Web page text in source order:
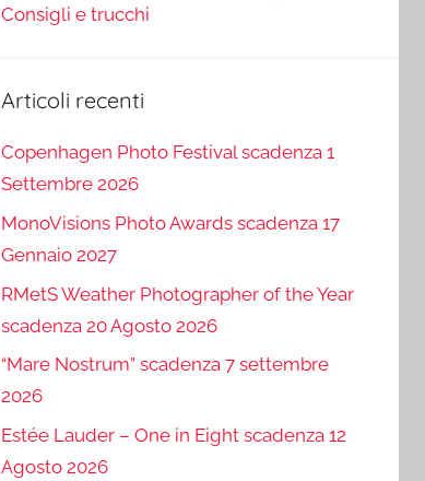
Consigli e trucchi
Articoli recenti
Copenhagen Photo Festival scadenza 1
Settembre 2026
MonoVisions Photo Awards scadenza 17
Gennaio 2027
RMetS Weather Photographer of the Year
scadenza 20 Agosto 2026
“Mare Nostrum” scadenza 7 settembre
2026
Estée Lauder – One in Eight scadenza 12
Agosto 2026